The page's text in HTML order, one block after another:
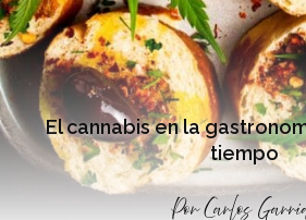
El cannabis en la
tiempo
PorCarlos